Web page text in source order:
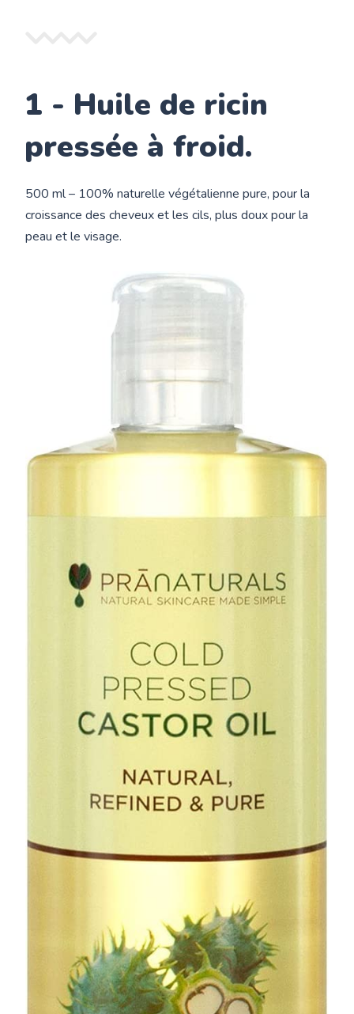
1 - Huile de ricin
pressée à froid.
500 ml – 100% naturelle végétalienne pure, pour la
croissance des cheveux et les cils, plus doux pour la
peau et le visage.